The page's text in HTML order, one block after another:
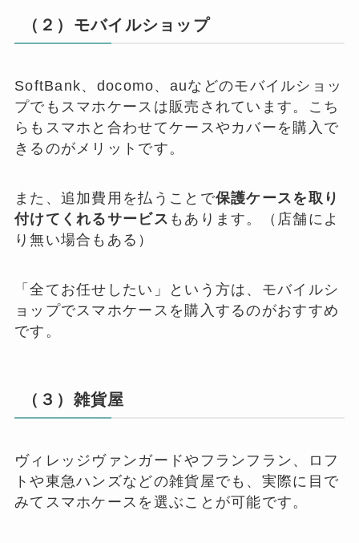
（２）モバイルショップ
SoftBank、docomo、auなどのモバイルショッ
プでもスマホケースは販売されています。こち
らもスマホと合わせてケースやカバーを購入で
きるのがメリットです。
また、追加費用を払うことで保護ケースを取り
付けてくれるサービス もあります。（店舗によ
り無い場合もある）
「全てお任せしたい」という方は、モバイルシ
ョップでスマホケースを購入するのがおすすめ
です。
（３）雑貨屋
ヴィレッジヴァンガードやフランフラン、ロフ
トや東急ハンズなどの雑貨屋でも、実際に目で
みてスマホケースを選ぶことが可能です。